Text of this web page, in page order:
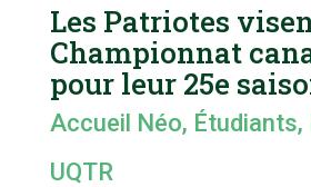
Les Patriotes
Championnat
pour leur 25e
Accueil Néo, Étudiants,
UQTR